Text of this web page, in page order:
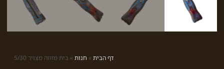
דף הבית » חנות » בית מזוזה מצויר 5/30